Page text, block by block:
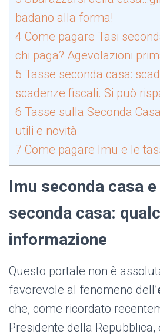
badano alla forma!
4 Come pagare Tasi
chi paga? Agevolazioni
5 Tasse seconda casa:
scadenze fiscali. Si può
6 Tasse sulla Seconda
utili e novità
7 Come pagare Imu e le
Imu seconda casa e
seconda casa:
informazione
Questo portale non è
favorevole al fenomeno dell’
che, come ricordato
Presidente della